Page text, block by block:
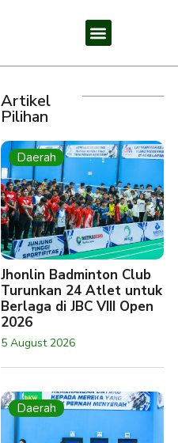
Artikel
Pilihan
Daerah
Jhonlin Badminton Club
Turunkan 24 Atlet untuk
Berlaga di JBC VIII Open
2026
5 August 2026
Daerah